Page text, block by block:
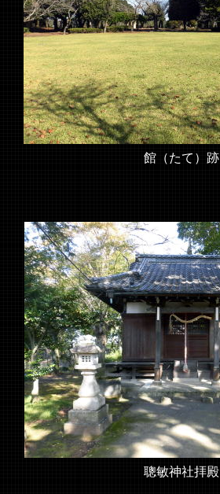
聰敏神社拝殿
館（たて）跡